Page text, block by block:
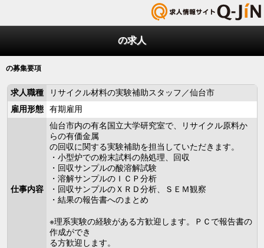
の求人
の募集要項
求人職種
リサイクル材料の実験補助スタッフ／仙台市
雇用形態
有期雇用
仕事内容
仙台市内の有名国立大学研究室で、リサイクル原料か
らの有価金属
の回収に関する実験補助を担当していただきます。
・小型炉での粉末試料の熱処理、回収
・回収サンプルの酸溶解試験
・溶解サンプルのＩＣＰ分析
・回収サンプルのＸＲＤ分析、ＳＥＭ観察
・結果の報告書へのまとめ
※理系実験の経験がある方歓迎します。ＰＣで報告書の
作成ができ
る方歓迎します。